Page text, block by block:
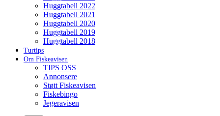
Huggtabell 2022
Huggtabell 2021
Huggtabell 2020
Huggtabell 2019
Huggtabell 2018
Turtips
Om Fiskeavisen
TIPS OSS
Annonsere
Støtt Fiskeavisen
Fiskebingo
Jegeravisen